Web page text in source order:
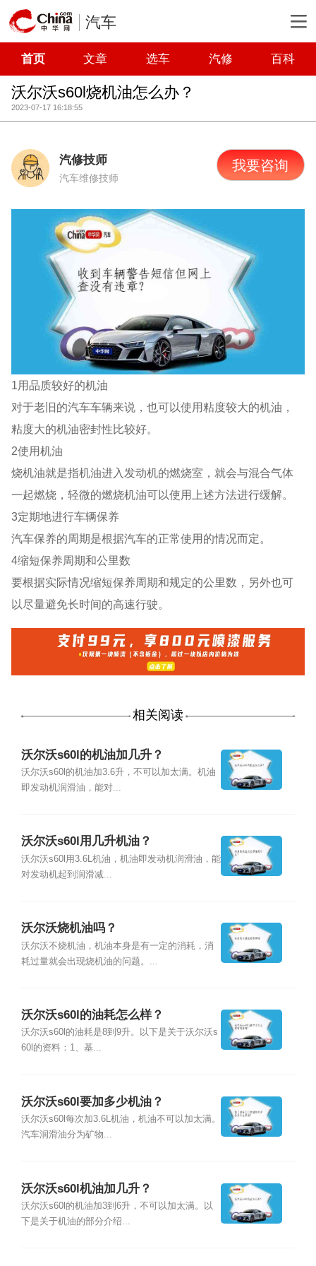
汽车
首页 文章 选车 汽修 百科
沃尔沃s60l烧机油怎么办？
2023-07-17 16:18:55
汽修技师
汽车维修技师
我要咨询
1用品质较好的机油
对于老旧的汽车车辆来说，也可以使用粘度较大的机油，
粘度大的机油密封性比较好。
2使用机油
烧机油就是指机油进入发动机的燃烧室，就会与混合气体
一起燃烧，轻微的燃烧机油可以使用上述方法进行缓解。
3定期地进行车辆保养
汽车保养的周期是根据汽车的正常使用的情况而定。
4缩短保养周期和公里数
要根据实际情况缩短保养周期和规定的公里数，另外也可
以尽量避免长时间的高速行驶。
相关阅读
沃尔沃s60l的机油加几升？
沃尔沃s60l的机油加3.6升，不可以加太满。机油
即发动机润滑油，能对...
沃尔沃s60l用几升机油？
沃尔沃s60l用3.6L机油，机油即发动机润滑油，能
对发动机起到润滑减...
沃尔沃烧机油吗？
沃尔沃不烧机油，机油本身是有一定的消耗，消
耗过量就会出现烧机油的问题。...
沃尔沃s60l的油耗怎么样？
沃尔沃s60l的油耗是8到9升。以下是关于沃尔沃s
60l的资料：1、基...
沃尔沃s60l要加多少机油？
沃尔沃s60l每次加3.6L机油，机油不可以加太满。
汽车润滑油分为矿物...
沃尔沃s60l机油加几升？
沃尔沃s60l的机油加3到6升，不可以加太满。以
下是关于机油的部分介绍...